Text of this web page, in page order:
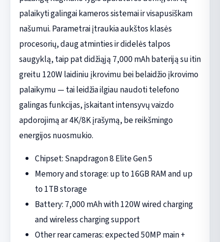
palaikyti galingai kameros sistemai ir visapusiškam
našumui. Parametrai įtraukia aukštos klasės
procesorių, daug atminties ir didelės talpos
saugyklą, taip pat didžiąją 7,000 mAh bateriją su itin
greitu 120W laidiniu įkrovimu bei belaidžio įkrovimo
palaikymu — tai leidžia ilgiau naudoti telefono
galingas funkcijas, įskaitant intensyvų vaizdo
apdorojimą ar 4K/8K įrašymą, be reikšmingo
energijos nuosmukio.
Chipset: Snapdragon 8 Elite Gen 5
Memory and storage: up to 16GB RAM and up
to 1TB storage
Battery: 7,000 mAh with 120W wired charging
and wireless charging support
Other rear cameras: expected 50MP main +